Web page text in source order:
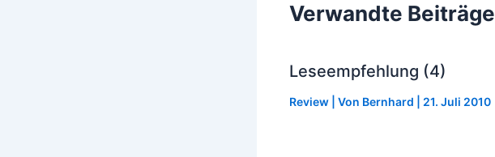
Verwandte Beiträge
Leseempfehlung (4)
Review | Von Bernhard 21. Juli 2010